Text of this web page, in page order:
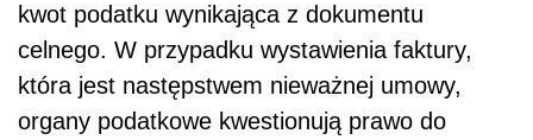
kwot podatku wynikająca z dokumentu
celnego. W przypadku wystawienia faktury,
która jest następstwem nieważnej umowy,
organy podatkowe kwestionują prawo do